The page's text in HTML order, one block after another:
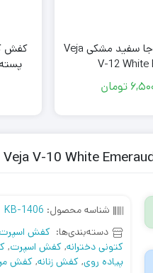
کفش کژوال وجا سفید مشکی Veja
V-12 White
تومان
کفش
شناسه محصول: KB-1406
دسته‌بندی‌ها: کفش اسپرت
کتونی دخترانه, کفش اسپرت,
پیاده روی, کفش زنانه, کفش